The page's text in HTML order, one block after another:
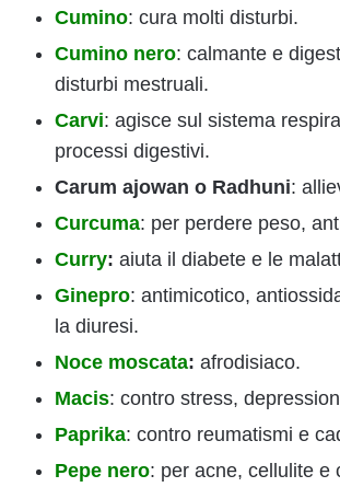
Cumino: cura molti disturbi.
Cumino nero: calmante e
disturbi mestruali.
Carvi: agisce sul sistema
processi digestivi.
Carum ajowan o Radhuni:
Curcuma: per perdere peso,
Curry: aiuta il diabete e le
Ginepro: antimicotico,
la diuresi.
Noce moscata: afrodisiaco.
Macis: contro stress,
Paprika: contro reumatismi e
Pepe nero: per acne, cellulite e